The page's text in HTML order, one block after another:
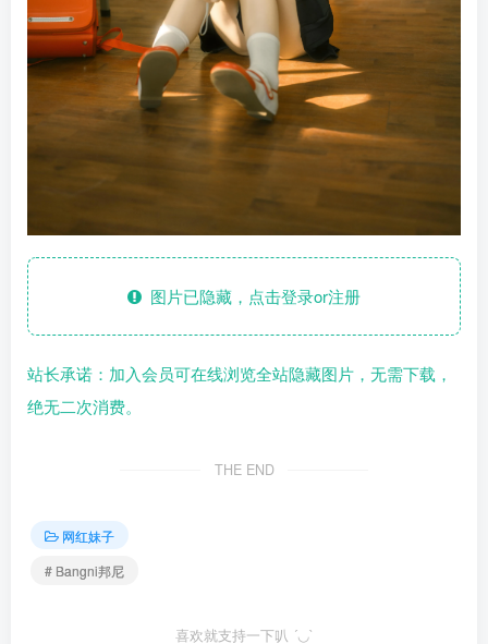
图片已隐藏，点击登录or注册
站长承诺：加入会员可在线浏览全站隐藏图片，无需下载，
绝无二次消费。
THE END
网红妹子
# Bangni邦尼
喜欢就支持一下叭 ´◡`